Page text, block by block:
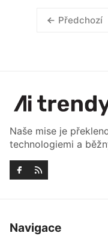
Předchozí
Naše mise je
technologiemi a
Navigace